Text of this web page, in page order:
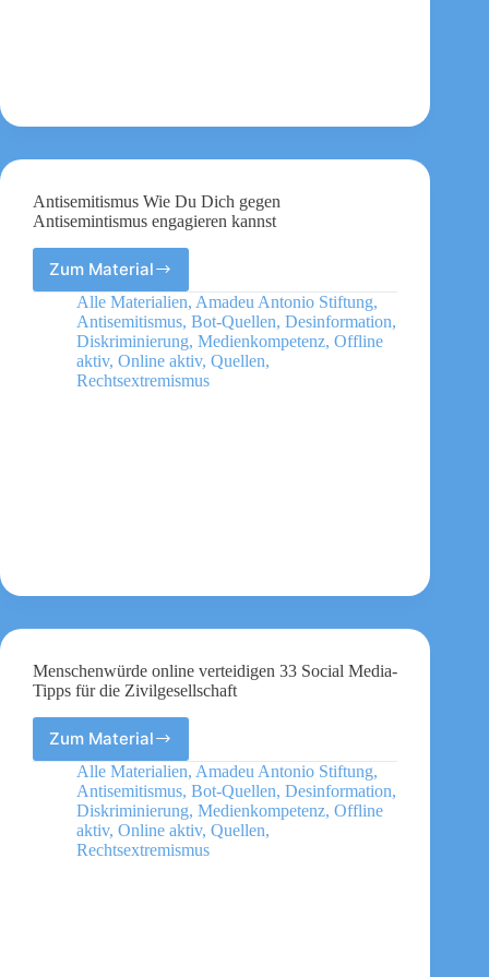
Hass
wird
Antisemitismus Wie Du Dich gegen
Antisemintismus engagieren kannst
Zum MaterialAntisemitismus
Wie
Du
Dich
gegen
Antisemintismus
Alle Materialien, Amadeu Antonio Stiftung,
Antisemitismus, Bot-Quellen, Desinformation,
Diskriminierung, Medienkompetenz, Offline
aktiv, Online aktiv, Quellen,
Rechtsextremismus
Menschenwürde online verteidigen 33 Social Media-
Tipps für die Zivilgesellschaft
Zum MaterialMenschenwürde
online
verteidigen
33
Social
Media-
Alle Materialien, Amadeu Antonio Stiftung,
Antisemitismus, Bot-Quellen, Desinformation,
Diskriminierung, Medienkompetenz, Offline
aktiv, Online aktiv, Quellen,
Rechtsextremismus